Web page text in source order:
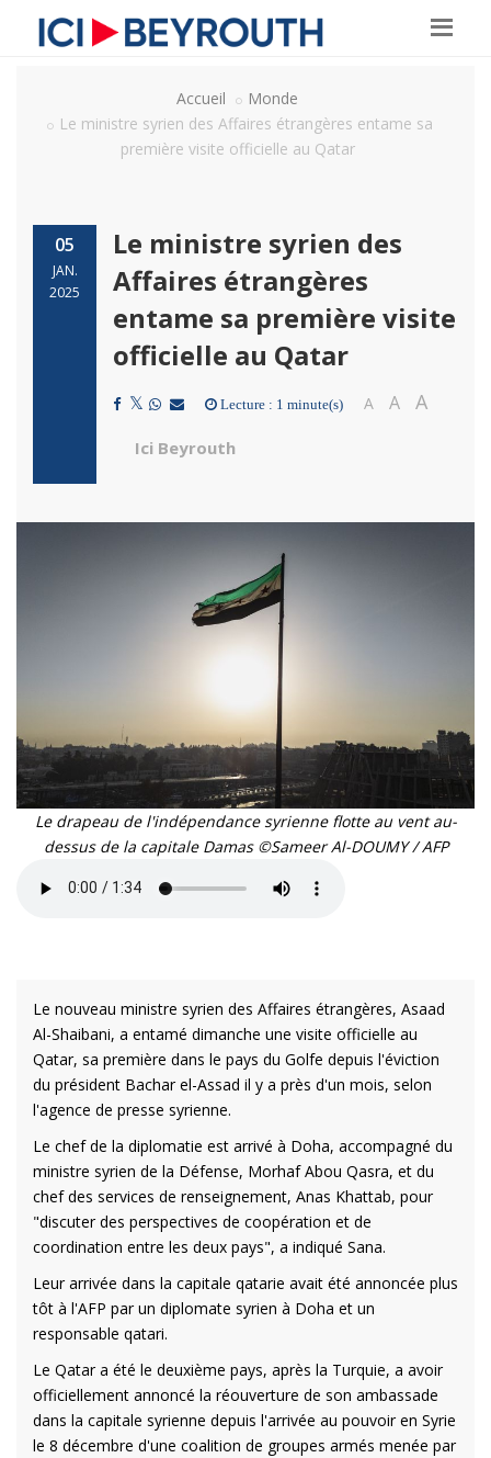
Accueil
Monde
Le ministre syrien des Affaires étrangères entame sa
première visite officielle au Qatar
05
JAN.
2025
Le ministre syrien des
Affaires étrangères
entame sa première visite
officielle au Qatar
Lecture : 1 minute(s) A A A
Ici Beyrouth
Le drapeau de l'indépendance syrienne flotte au vent au-
dessus de la capitale Damas ©Sameer Al-DOUMY / AFP
Le nouveau ministre syrien des Affaires étrangères, Asaad
Al-Shaibani, a entamé dimanche une visite officielle au
Qatar, sa première dans le pays du Golfe depuis l'éviction
du président Bachar el-Assad il y a près d'un mois, selon
l'agence de presse syrienne.
Le chef de la diplomatie est arrivé à Doha, accompagné du
ministre syrien de la Défense, Morhaf Abou Qasra, et du
chef des services de renseignement, Anas Khattab, pour
"discuter des perspectives de coopération et de
coordination entre les deux pays", a indiqué Sana.
Leur arrivée dans la capitale qatarie avait été annoncée plus
tôt à l'AFP par un diplomate syrien à Doha et un
responsable qatari.
Le Qatar a été le deuxième pays, après la Turquie, a avoir
officiellement annoncé la réouverture de son ambassade
dans la capitale syrienne depuis l'arrivée au pouvoir en Syrie
le 8 décembre d'une coalition de groupes armés menée par